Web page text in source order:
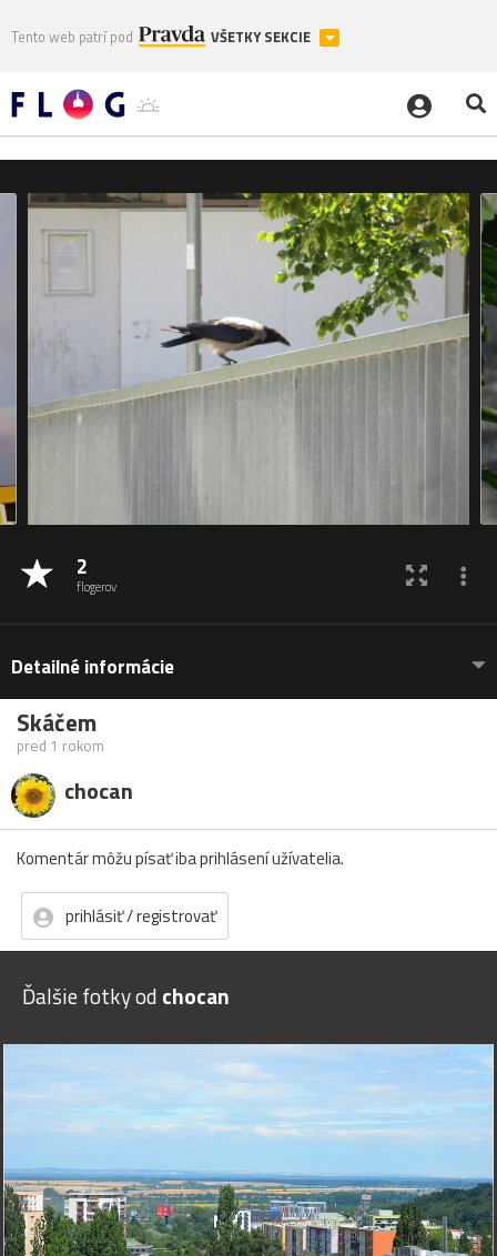
Tento web patrí pod VŠETKY SEKCIE
2
flogerov
Detailné informácie
Skáčem
pred 1 rokom
chocan
Komentár môžu písať iba prihlásení užívatelia.
prihlásiť / registrovať
Ďalšie fotky od chocan